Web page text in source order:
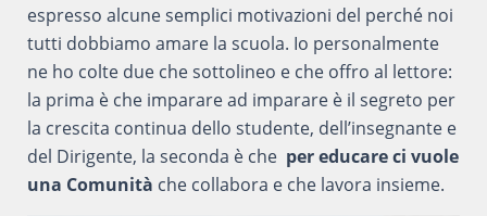
espresso alcune semplici motivazioni del perché noi
tutti dobbiamo amare la scuola. Io personalmente
ne ho colte due che sottolineo e che offro al lettore:
la prima è che imparare ad imparare è il segreto per
la crescita continua dello studente, dell’insegnante e
del Dirigente, la seconda è che per educare ci vuole
una Comunità che collabora e che lavora insieme.